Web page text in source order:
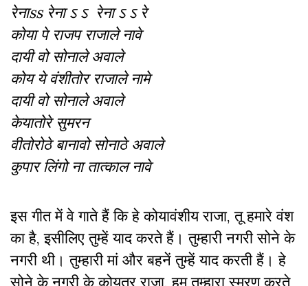
रेनाss रेनाऽ ऽ रेनाऽ ऽ रे
कोया पे राजप राजाले नावे
दायी वो सोनाले अवाले
कोय ये वंशीतोर राजाले नामे
दायी वो सोनाले अवाले
केयातोरे सुमरन
वीतोरोठे बानावो सोनाठे अवाले
कुपार लिंगो ना तात्काल नावे
इस गीत में वे गाते हैं कि हे कोयावंशीय राजा, तू हमारे वंश
का है, इसीलिए तुम्हें याद करते हैं। तुम्हारी नगरी सोने के
नगरी थी। तुम्हारी मां और बहनें तुम्हें याद करती हैं। हे
सोने के नगरी के कोयतुर राजा, हम तुम्हारा स्मरण करते